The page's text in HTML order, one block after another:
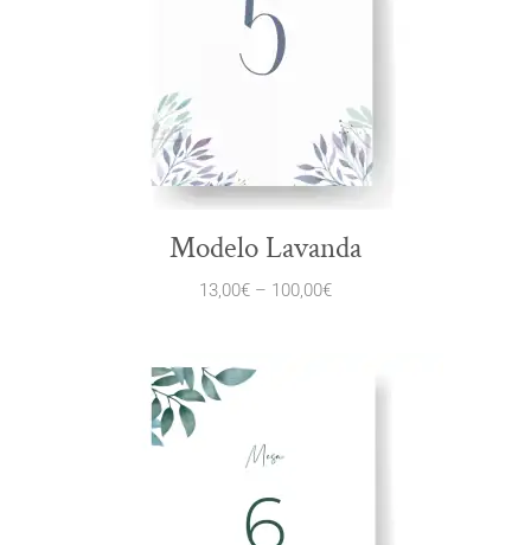
Modelo Lavanda
13,00€ – 100,00€